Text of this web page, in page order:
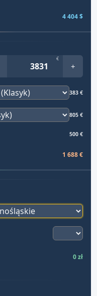
4 404 $
€
+
383 €
805 €
500 €
1 688 €
0 zł